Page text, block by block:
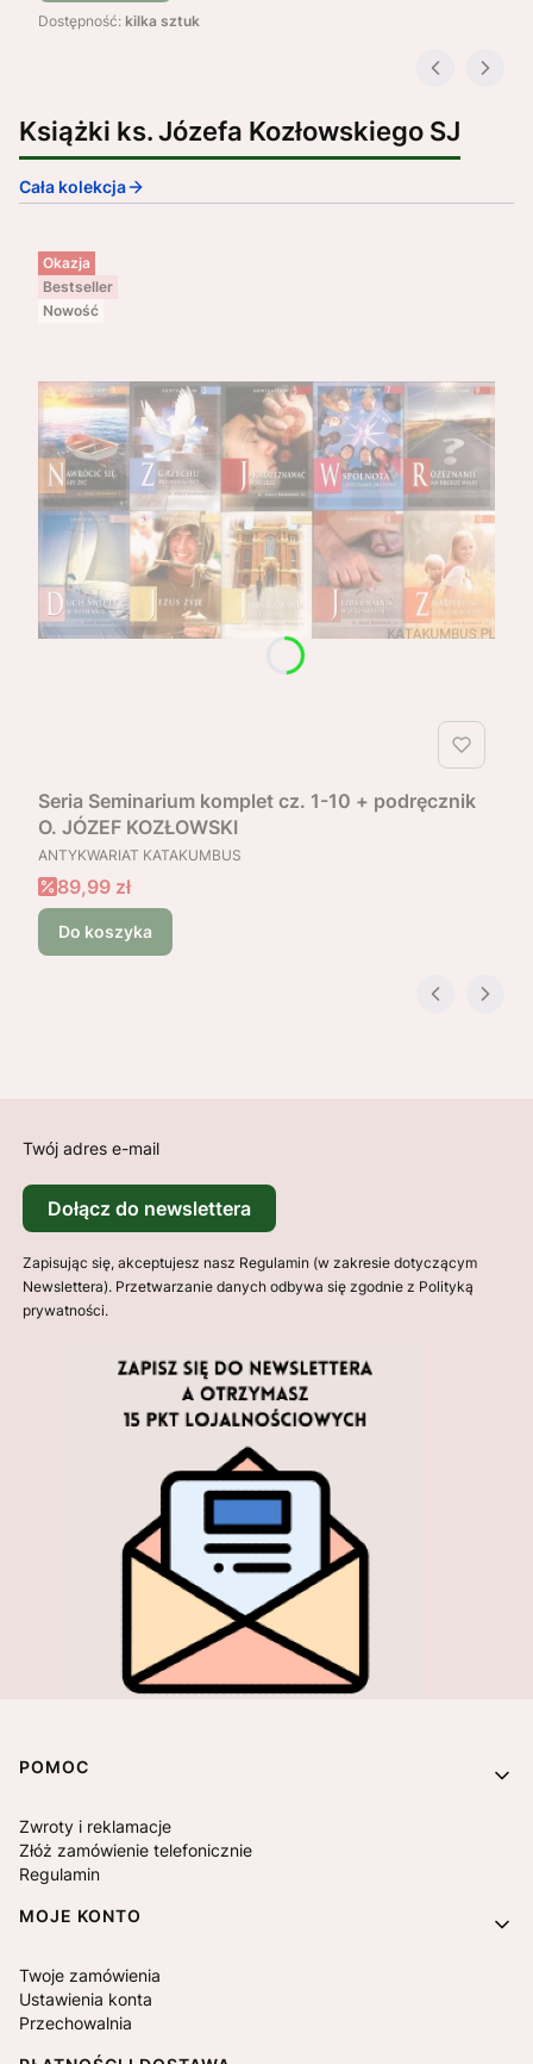
Dostępność: kilka sztuk
Książki ks. Józefa Kozłowskiego SJ
Cała kolekcja
Okazja
Bestseller
Nowość
Seria Seminarium komplet cz. 1-10 + podręcznik
O. JÓZEF KOZŁOWSKI
PRODUCENT
ANTYKWARIAT KATAKUMBUS
Cena promocyjna
89,99 zł
Do koszyka
Twój adres e-mail
Dołącz do newslettera
Zapisując się, akceptujesz nasz Regulamin (w zakresie dotyczącym
Newslettera). Przetwarzanie danych odbywa się zgodnie z Polityką
prywatności.
Linki w stopce
POMOC
Zwroty i reklamacje
Złóż zamówienie telefonicznie
Regulamin
MOJE KONTO
Twoje zamówienia
Ustawienia konta
Przechowalnia